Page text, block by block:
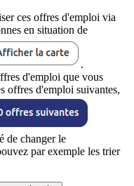
ces offres d'emploi via
en situation de
.
d'emploi que vous
offres d'emploi suivantes,
de changer le
par exemple les trier